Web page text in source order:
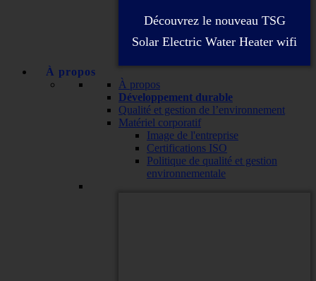
Découvrez le nouveau TSG
Solar Electric Water Heater wifi
À propos
À propos
Développement durable
Qualité et gestion de l’environnement
Matériel corporatif
Image de l'entreprise
Certifications ISO
Politique de qualité et gestion
environnementale